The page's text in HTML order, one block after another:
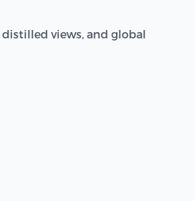
distilled views, and global